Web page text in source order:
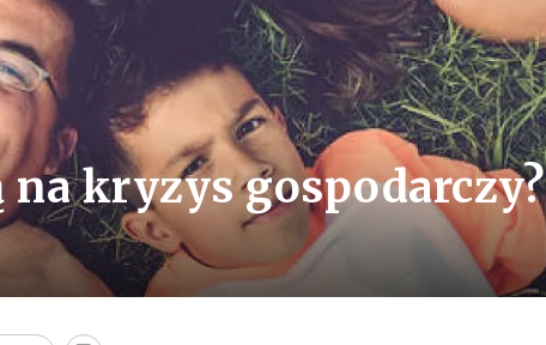
kryzys gospodarczy?